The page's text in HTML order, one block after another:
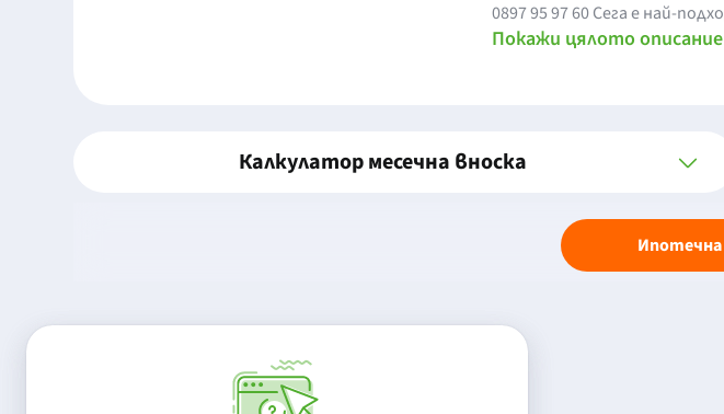
0897 95 97 60 Сега е най-
Покажи цялото описание
Калкулатор месечна вноска